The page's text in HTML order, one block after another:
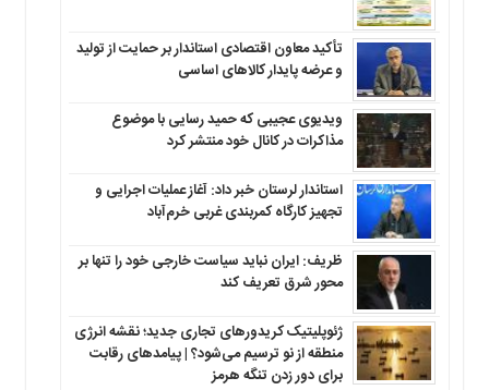
تأکید معاون اقتصادی استاندار بر حمایت از تولید
و عرضه پایدار کالاهای اساسی
ویدیوی عجیبی که حمید رسایی با موضوع
مذاکرات در کانال خود منتشر کرد
استاندار لرستان خبر داد: آغاز عملیات اجرایی و
تجهیز کارگاه کمربندی غربی خرم‌آباد
ظریف: ایران نباید سیاست خارجی خود را تنها بر
محور شرق تعریف کند
ژئوپلیتیک کریدورهای تجاری جدید؛ نقشه انرژی
منطقه‌ از نو ترسیم می‌شود؟ | پیامدهای رقابت
برای دور زدن تنگه هرمز